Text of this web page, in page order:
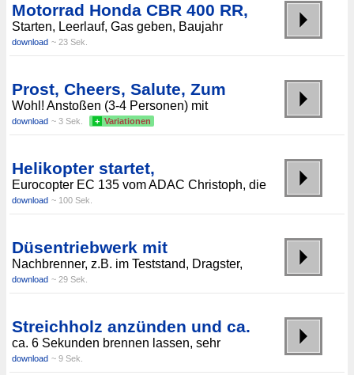
Motorrad Honda CBR 400 RR,
Starten, Leerlauf, Gas geben, Baujahr
download ~ 23 Sek.
Prost, Cheers, Salute, Zum
Wohl! Anstoßen (3-4 Personen) mit
download ~ 3 Sek. + Variationen
Helikopter startet,
Eurocopter EC 135 vom ADAC Christoph, die
download ~ 100 Sek.
Düsentriebwerk mit
Nachbrenner, z.B. im Teststand, Dragster,
download ~ 29 Sek.
Streichholz anzünden und ca.
ca. 6 Sekunden brennen lassen, sehr
download ~ 9 Sek.